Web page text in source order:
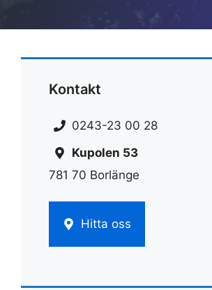
Kontakt
0243-23 00 28
Kupolen 53
781 70 Borlänge
Hitta oss